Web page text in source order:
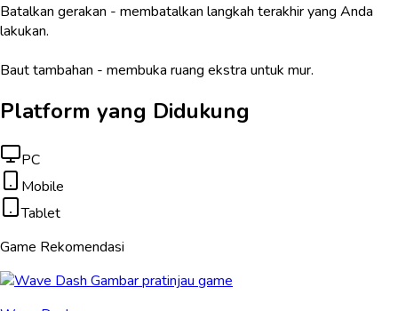
Batalkan gerakan - membatalkan langkah terakhir yang Anda
lakukan.
Baut tambahan - membuka ruang ekstra untuk mur.
Platform yang Didukung
PC
Mobile
Tablet
Game Rekomendasi